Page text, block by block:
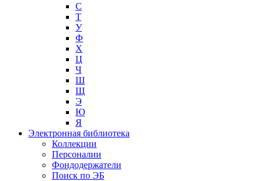
С
Т
У
Ф
Х
Ц
Ч
Ш
Щ
Э
Ю
Я
Электронная библиотека
Коллекции
Персоналии
Фондодержатели
Поиск по ЭБ